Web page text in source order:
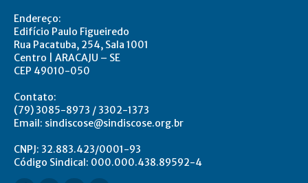
Endereço:
Edifício Paulo Figueiredo
Rua Pacatuba, 254, Sala 1001
Centro | ARACAJU – SE
CEP 49010-050
Contato:
(79) 3085-8973 / 3302-1373
Email: sindiscose@sindiscose.org.br
CNPJ: 32.883.423/0001-93
Código Sindical: 000.000.438.89592-4